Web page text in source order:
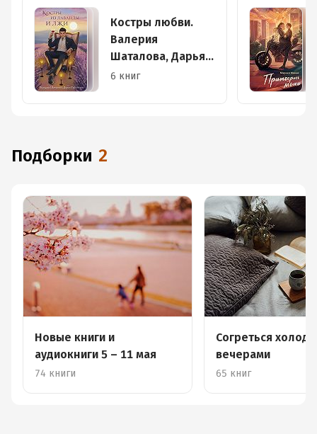
Костры любви.
Валерия
Шаталова, Дарья
Урбанская
6 книг
Подборки 2
Новые книги и
аудиокниги 5 – 11 мая
74 книги
Согреться
вечерами
65 книг